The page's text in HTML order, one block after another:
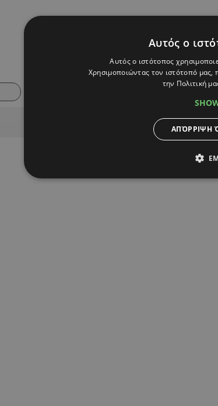
Alpha
Αυτός ο
Αυτός ο ιστότοπος
Χρησιμοποιώντας τον ιστότοπό
την Πολιτική
ΑΠΌΡΡΙΨΗ